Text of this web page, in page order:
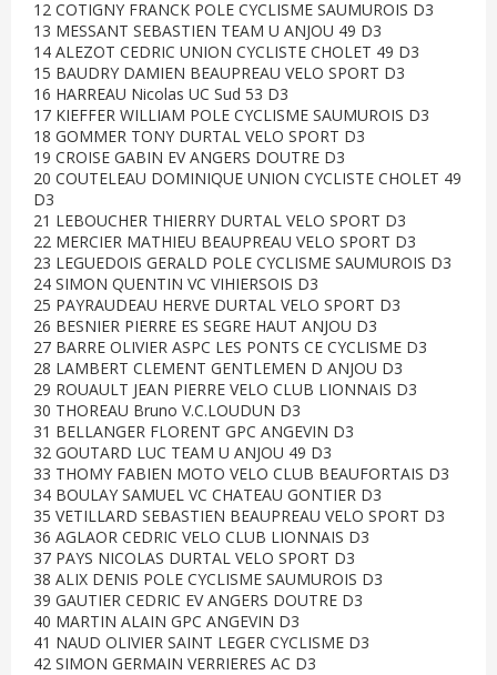
12 COTIGNY FRANCK POLE CYCLISME SAUMUROIS D3
13 MESSANT SEBASTIEN TEAM U ANJOU 49 D3
14 ALEZOT CEDRIC UNION CYCLISTE CHOLET 49 D3
15 BAUDRY DAMIEN BEAUPREAU VELO SPORT D3
16 HARREAU Nicolas UC Sud 53 D3
17 KIEFFER WILLIAM POLE CYCLISME SAUMUROIS D3
18 GOMMER TONY DURTAL VELO SPORT D3
19 CROISE GABIN EV ANGERS DOUTRE D3
20 COUTELEAU DOMINIQUE UNION CYCLISTE CHOLET 49
D3
21 LEBOUCHER THIERRY DURTAL VELO SPORT D3
22 MERCIER MATHIEU BEAUPREAU VELO SPORT D3
23 LEGUEDOIS GERALD POLE CYCLISME SAUMUROIS D3
24 SIMON QUENTIN VC VIHIERSOIS D3
25 PAYRAUDEAU HERVE DURTAL VELO SPORT D3
26 BESNIER PIERRE ES SEGRE HAUT ANJOU D3
27 BARRE OLIVIER ASPC LES PONTS CE CYCLISME D3
28 LAMBERT CLEMENT GENTLEMEN D ANJOU D3
29 ROUAULT JEAN PIERRE VELO CLUB LIONNAIS D3
30 THOREAU Bruno V.C.LOUDUN D3
31 BELLANGER FLORENT GPC ANGEVIN D3
32 GOUTARD LUC TEAM U ANJOU 49 D3
33 THOMY FABIEN MOTO VELO CLUB BEAUFORTAIS D3
34 BOULAY SAMUEL VC CHATEAU GONTIER D3
35 VETILLARD SEBASTIEN BEAUPREAU VELO SPORT D3
36 AGLAOR CEDRIC VELO CLUB LIONNAIS D3
37 PAYS NICOLAS DURTAL VELO SPORT D3
38 ALIX DENIS POLE CYCLISME SAUMUROIS D3
39 GAUTIER CEDRIC EV ANGERS DOUTRE D3
40 MARTIN ALAIN GPC ANGEVIN D3
41 NAUD OLIVIER SAINT LEGER CYCLISME D3
42 SIMON GERMAIN VERRIERES AC D3